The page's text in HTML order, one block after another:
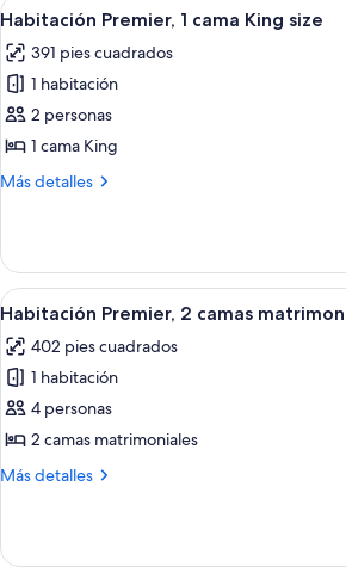
camas
Abrir
todas
las
fotos
de
Habitación
Premier,
King
size
6
Habitación Premier, 1 cama King size
391 pies cuadrados
1 habitación
2 personas
1 cama King
Más detalles
Más
Premier,
cama
size
Abrir
todas
las
fotos
de
Habitación
Premier,
matrimoniales
Una
7
Habitación Premier, 2 camas
402 pies cuadrados
1 habitación
4 personas
2 camas matrimoniales
Más detalles
Más
Premier,